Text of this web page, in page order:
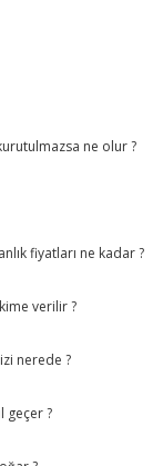
ne olur ?
fiyatları ne kadar ?
verilir ?
nerede ?
geçer ?